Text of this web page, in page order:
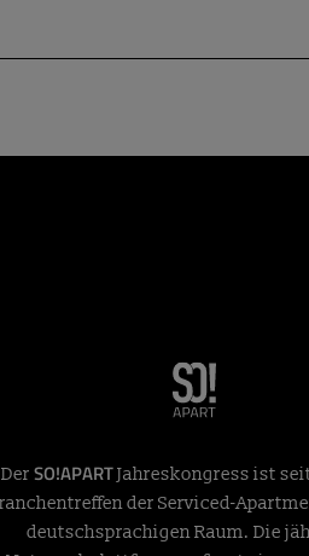
DerSO!APARTJahreskongress ist
der Serviced-
deutschsprachigen Raum. Die